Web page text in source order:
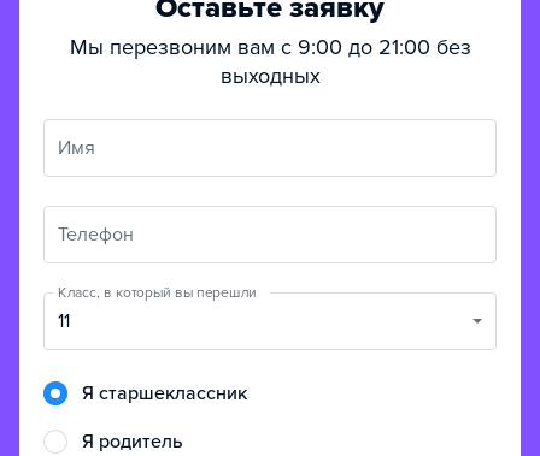
Оставьте заявку
Мы перезвоним вам с 9:00 до 21:00 без
выходных
Имя
Телефон
Класс, в который вы перешли
11
Я старшеклассник
Я родитель